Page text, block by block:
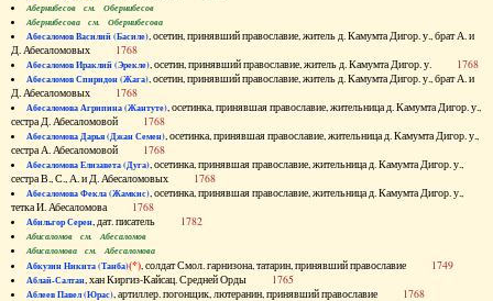
Абернибесов см. Обернибесов
Абернибесова см. Обернибесова
Абесаломов Василий (Басиле), осетин, принявший православие, житель д. Камумта Дигор. у., брат А. и
Д. Абесаломовых 1768
Абесаломов Ираклий (Эрекле), осетин, принявший православие, житель д. Камумта Дигор. у. 1768
Абесаломов Спиридон (Жага), осетин, принявший православие, житель д. Камумта Дигор. у., брат А. и
Д. Абесаломовых 1768
Абесаломова Агрипина (Жантуте), осетинка, принявшая православие, жительница д. Камумта Дигор. у.,
сестра Д. Абесаломовой 1768
Абесаломова Дарья (Джан Семен), осетинка, принявшая православие, жительница д. Камумта Дигор. у.,
сестра А. Абесаломовой 1768
Абесаломова Елизавета (Дуга), осетинка, принявшая православие, жительница д. Камумта Дигор. у.,
сестра В., С., А. и Д. Абесаломовых 1768
Абесаломова Фекла (Жамкис), осетинка, принявшая православие, жительница д. Камумта Дигор. у.,
тетка И. Абесаломова 1768
Абильгор Серен, дат. писатель 1782
Абисаломов см. Абесаломов
Абисаломова см. Абесаломова
Абкузин Никита (Танба)(*), солдат Смол. гарнизона, татарин, принявший православие 1749
Аблай-Салтан, хан Киргиз-Кайсац. Средней Орды 1765
Аблеев Павел (Юрас), артиллер. погонщик, лютеранин, принявший православие 1768